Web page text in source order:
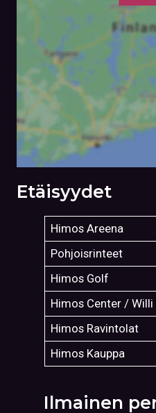
Etäisyydet
Himos Areena
Pohjoisrinteet
Himos Golf
Himos Center / Willi
Himos Ravintolat
Himos Kauppa
Ilmainen